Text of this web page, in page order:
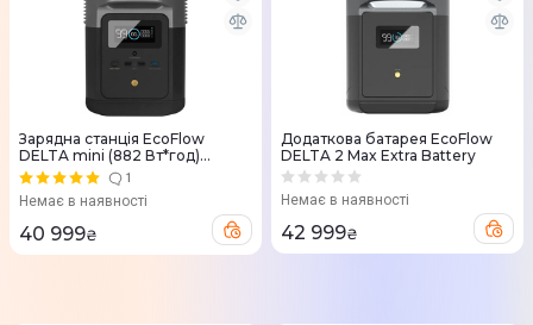
Зарядна станцiя EcoFlow
DELTA mini (882 Вт*год)
(Австралійська версія)
1
Немає в наявності
40 999₴
Додаткова батарея EcoFlow
DELTA 2 Max Extra Battery
Немає в наявності
42 999₴